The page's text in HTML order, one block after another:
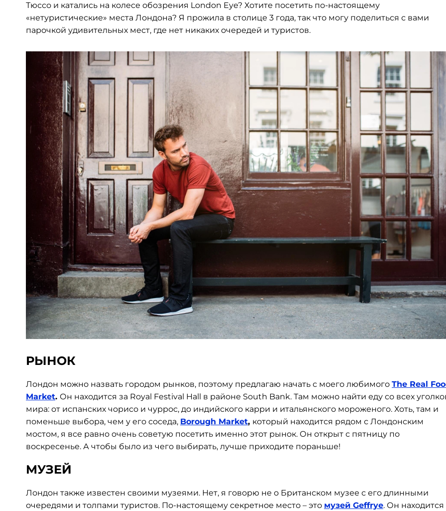
Тюссо и катались на колесе обозрения London Eye? Хотите посетить по-настоящему
«нетуристические» места Лондона? Я прожила в столице 3 года, так что могу поделиться с вами
парочкой удивительных мест, где нет никаких очередей и туристов.
РЫНОК
Лондон можно назвать городом рынков, поэтому предлагаю начать с моего любимого The Real
Market. Он находится за Royal Festival Hall в районе South Bank. Там можно найти еду со всех
мира: от испанских чорисо и чуррос, до индийского карри и итальянского мороженого. Хоть, там и
поменьше выбора, чем у его соседа, Borough Market, который находится рядом с Лондонским
мостом, я все равно очень советую посетить именно этот рынок. Он открыт с пятницу по
воскресенье. А чтобы было из чего выбирать, лучше приходите пораньше!
МУЗЕЙ
Лондон также известен своими музеями. Нет, я говорю не о Британском музее с его длинными
очередями и толпами туристов. По-настоящему секретное место – это музей Geffrye. Он находится